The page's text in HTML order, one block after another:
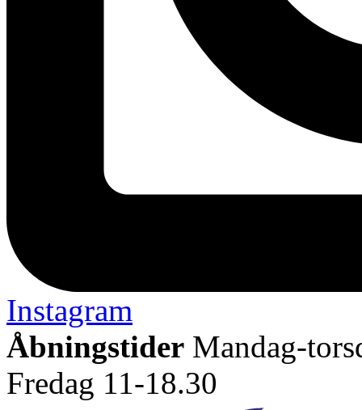
Instagram
Åbningstider Mandag-
Fredag 11-18.30